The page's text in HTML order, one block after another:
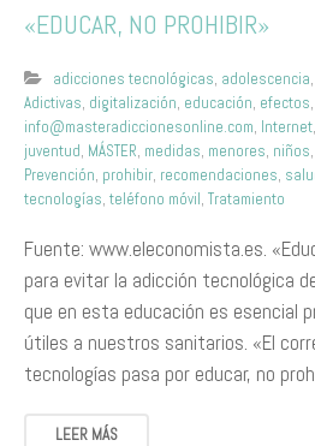
«EDUCAR, NO PROHIBIR»
adicciones tecnológicas, adolescencia,
Adictivas, digitalización, educación, efectos,
info@masteradiccionesonline.com, Internet,
juventud, MÁSTER, medidas, menores, niños,
Prevención, prohibir, recomendaciones,
tecnologías, teléfono móvil, Tratamiento
Fuente: www.eleconomista.es.
para evitar la adicción tecnológica
que en esta educación es esencial
útiles a nuestros sanitarios. «El
tecnologías pasa por educar, no
LEER MÁS